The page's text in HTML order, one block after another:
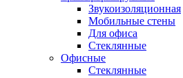
Звукоизоляционная
Мобильные стены
Для офиса
Стеклянные
Офисные
Стеклянные